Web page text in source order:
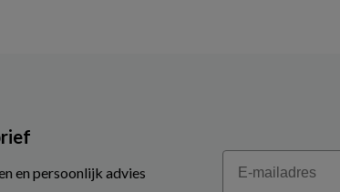
en persoonlijk advies
Email